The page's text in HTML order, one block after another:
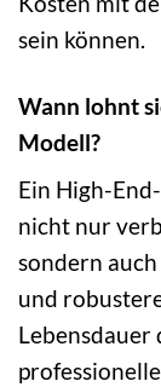
sein können.
Wann lohnt
Modell?
Ein High-
nicht nur
sondern
und
Lebensdauer